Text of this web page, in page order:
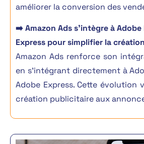
améliorer la conversion des
➡️ Amazon Ads s’intègre à
Express pour simplifier la
Amazon Ads renforce son
en s’intégrant directement à
Adobe Express. Cette évolution
création publicitaire aux